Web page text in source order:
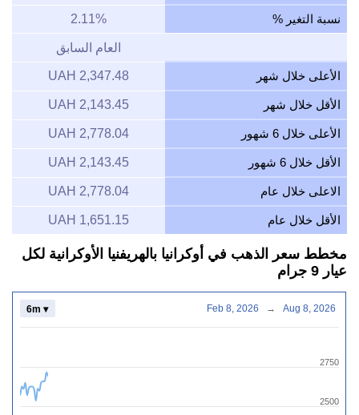
نسبة التغير % 2.11%
العام السابق
الأعلى خلال شهر 2,347.48 UAH
الأقل خلال شهر 2,143.45 UAH
الأعلى خلال 6 شهور 2,778.04 UAH
الأقل خلال 6 شهور 2,143.45 UAH
الاعلى خلال عام 2,778.04 UAH
الأقل خلال عام 1,651.15 UAH
مخطط سعر الذهب في أوكرانيا بالهريفنيا الأوكرانية لكل
عيار 9 جرام
2500
2750
6m ▾ Feb 8, 2026 → Aug 8, 2026